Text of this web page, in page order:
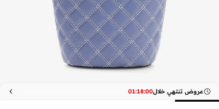
عروض تنتهي خلال 01:18:00